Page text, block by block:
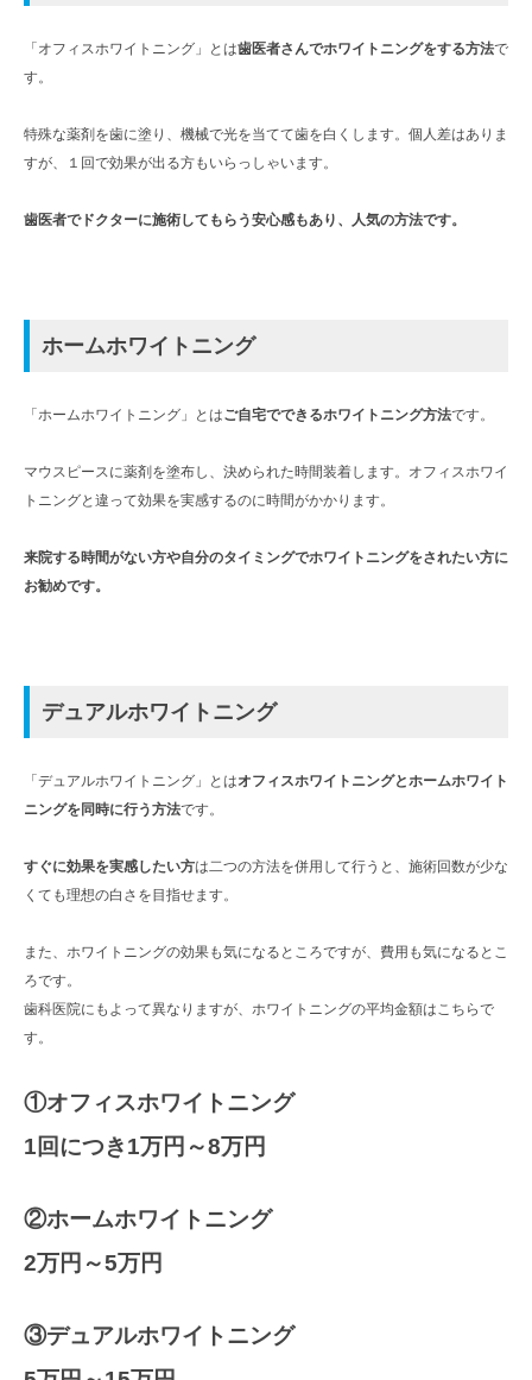
「オフィスホワイトニング」とは歯医者さんでホワイトニングをする方法で
す。
特殊な薬剤を歯に塗り、機械で光を当てて歯を白くします。個人差はありま
すが、１回で効果が出る方もいらっしゃいます。
歯医者でドクターに施術してもらう安心感もあり、人気の方法です。
ホームホワイトニング
「ホームホワイトニング」とはご自宅でできるホワイトニング方法です。
マウスピースに薬剤を塗布し、決められた時間装着します。オフィスホワイ
トニングと違って効果を実感するのに時間がかかります。
来院する時間がない方や自分のタイミングでホワイトニングをされたい方に
お勧めです。
デュアルホワイトニング
「デュアルホワイトニング」とはオフィスホワイトニングとホームホワイト
ニングを同時に行う方法です。
すぐに効果を実感したい方は二つの方法を併用して行うと、施術回数が少な
くても理想の白さを目指せます。
また、ホワイトニングの効果も気になるところですが、費用も気になるとこ
ろです。
歯科医院にもよって異なりますが、ホワイトニングの平均金額はこちらで
す。
①オフィスホワイトニング
1回につき1万円～8万円
②ホームホワイトニング
2万円～5万円
③デュアルホワイトニング